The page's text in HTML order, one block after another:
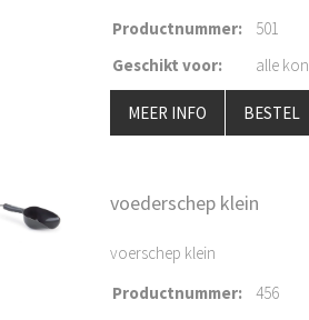
Productnummer:
501
Geschikt voor: alle
MEER INFO BESTEL
voederschep klein
voerschep klein
Productnummer:
456